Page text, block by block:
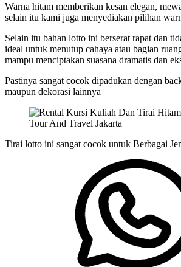
Warna hitam memberikan kesan elegan,
selain itu kami juga menyediakan pilihan
Selain itu bahan lotto ini berserat rapat dan
ideal untuk menutup cahaya atau bagian
mampu menciptakan suasana dramatis dan
Pastinya sangat cocok dipadukan dengan
maupun dekorasi lainnya
Tirai lotto ini sangat cocok untuk Berbagai